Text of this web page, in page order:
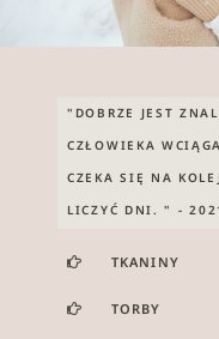
"DOBRZE JEST
CZŁOWIEKA
CZEKA SIĘ NA
LICZYĆ DNI. " -
TKANINY
TORBY